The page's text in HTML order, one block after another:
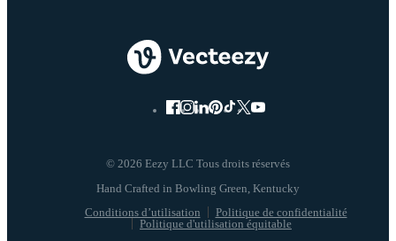
© 2026 Eezy LLC Tous droits réservés
Conditions d’utilisation
Politique de confidentialité
Politique d'utilisation équitable